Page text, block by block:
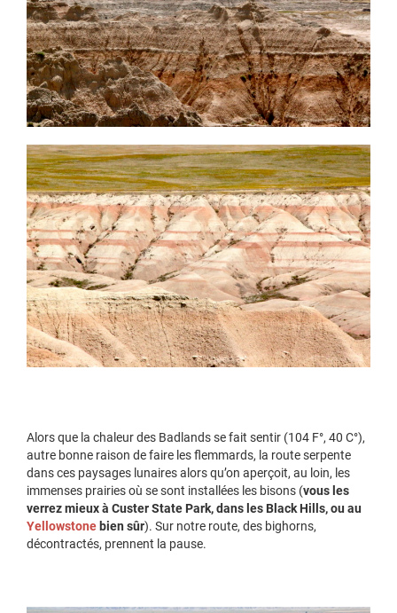
Alors que la chaleur des Badlands se fait sentir (104 F°, 40 C°),
autre bonne raison de faire les flemmards, la route serpente
dans ces paysages lunaires alors qu’on aperçoit, au loin, les
immenses prairies où se sont installées les bisons (vous les
verrez mieux à Custer State Park, dans les Black Hills, ou au
Yellowstone bien sûr). Sur notre route, des bighorns,
décontractés, prennent la pause.